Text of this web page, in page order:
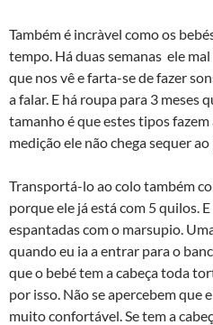
Também é incrà­vel como os
tempo. Há duas semanas ele
que nos vê e farta-se de fazer
a falar. E há roupa para 3 meses
tamanho é que estes tipos fazem
medição ele não chega sequer
Transportá-lo ao colo também
porque ele já está com 5 quilos.
espantadas com o marsupio.
quando eu ia a entrar para o
que o bebé tem a cabeça toda
por isso. Não se apercebem que
muito confortável. Se tem a